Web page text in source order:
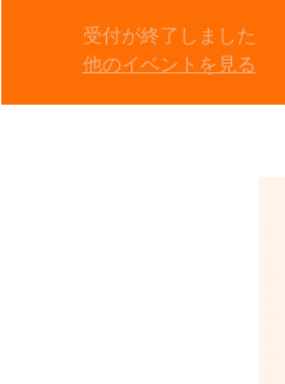
受付が終了しました
他のイベントを見る